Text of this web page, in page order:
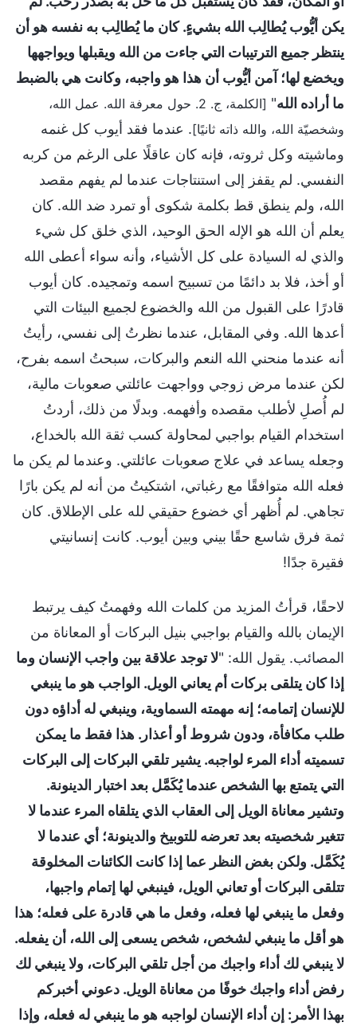
يكن أيُّوب يُطالِب الله بشيءٍ. كان ما يُطالِب به نفسه هو أن
ينتظر جميع الترتيبات التي جاءت من الله ويقبلها ويواجهها
ويخضع لها؛ آمن أيُّوب أن هذا هو واجبه، وكانت هي بالضبط
ما أراده الله"
[الكلمة، ج. 2. حول معرفة الله. عمل الله،
وشخصيّة الله، والله ذاته ثانيًا]. عندما فقد أيوب كل غنمه
وماشيته وكل ثروته، فإنه كان عاقلًا على الرغم من كربه
النفسي. لم يقفز إلى استنتاجات عندما لم يفهم مقصد
الله، ولم ينطق قط بكلمة شكوى أو تمرد ضد الله. كان
يعلم أن الله هو الإله الحق الوحيد، الذي خلق كل شيء
والذي له السيادة على كل الأشياء، وأنه سواء أعطى الله
أو أخذ، فلا بد دائمًا من تسبيح اسمه وتمجيده. كان أيوب
قادرًا على القبول من الله والخضوع لجميع البيئات التي
أعدها الله. وفي المقابل، عندما نظرتُ إلى نفسي، رأيتُ
أنه عندما منحني الله النعم والبركات، سبحتُ اسمه بفرح،
لكن عندما مرض زوجي وواجهت عائلتي صعوبات مالية،
لم أُصلِ لأطلب مقصده وأفهمه. وبدلًا من ذلك، أردتُ
استخدام القيام بواجبي لمحاولة كسب ثقة الله بالخداع،
وجعله يساعد في علاج صعوبات عائلتي. وعندما لم يكن ما
فعله الله متوافقًا مع رغباتي، اشتكيتُ من أنه لم يكن بارًا
تجاهي. لم أُظهر أي خضوع حقيقي لله على الإطلاق. كان
ثمة فرق شاسع حقًا بيني وبين أيوب. كانت إنسانيتي
فقيرة جدًا!
لاحقًا، قرأتُ المزيد من كلمات الله وفهمتُ كيف يرتبط
الإيمان بالله والقيام بواجبي بنيل البركات أو المعاناة من
المصائب. يقول الله: "لا توجد علاقة بين واجب الإنسان وما
إذا كان يتلقى بركات أم يعاني الويل. الواجب هو ما ينبغي
للإنسان إتمامه؛ إنه مهمته السماوية، وينبغي له أداؤه دون
طلب مكافأة، ودون شروط أو أعذار. هذا فقط ما يمكن
تسميته أداء المرء لواجبه. يشير تلقي البركات إلى البركات
التي يتمتع بها الشخص عندما يُكَمَّل بعد اختبار الدينونة.
وتشير معاناة الويل إلى العقاب الذي يتلقاه المرء عندما لا
تتغير شخصيته بعد تعرضه للتوبيخ والدينونة؛ أي عندما لا
يُكَمَّل. ولكن بغض النظر عما إذا كانت الكائنات المخلوقة
تتلقى البركات أو تعاني الويل، فينبغي لها إتمام واجبها،
وفعل ما ينبغي لها فعله، وفعل ما هي قادرة على فعله؛ هذا
هو أقل ما ينبغي لشخص، شخص يسعى إلى الله، أن يفعله.
لا ينبغي لك أداء واجبك من أجل تلقي البركات، ولا ينبغي لك
رفض أداء واجبك خوفًا من معاناة الويل. دعوني أخبركم
بهذا الأمر: إن أداء الإنسان لواجبه هو ما ينبغي له فعله، وإذا